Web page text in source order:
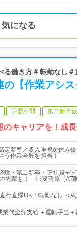
気になる
働き方＃転勤なし
【作業アシ
学歴不問 第二新卒
キャリアを！成
定着率／収入重視or休み
う作業全般を担当！
験・第二新卒・正社員
先輩も！ ◎要普免（AT限
行直帰OK！転勤なし ＜
業代全額支給＋運転手当